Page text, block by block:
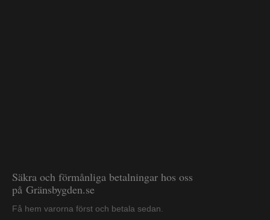
Säkra och förmånliga betalningar hos oss
på Gränsbygden.se
Få hem varorna först och betala sedan.